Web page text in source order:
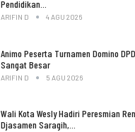
Pendidikan…
ARIFIN D 4 AGU 2026
Animo Peserta Turnamen Domino
Sangat Besar
ARIFIN D 5 AGU 2026
Wali Kota Wesly Hadiri Peresmian
Djasamen Saragih,…